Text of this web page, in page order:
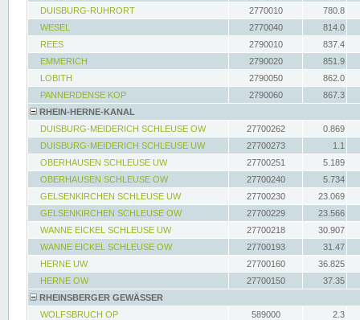
DUISBURG-RUHRORT
2770010
780.8
WESEL
2770040
814.0
REES
2790010
837.4
EMMERICH
2790020
851.9
LOBITH
2790050
862.0
PANNERDENSE KOP
2790060
867.3
RHEIN-HERNE-KANAL
DUISBURG-MEIDERICH SCHLEUSE OW
27700262
0.869
DUISBURG-MEIDERICH SCHLEUSE UW
27700273
1.1
OBERHAUSEN SCHLEUSE UW
27700251
5.189
OBERHAUSEN SCHLEUSE OW
27700240
5.734
GELSENKIRCHEN SCHLEUSE UW
27700230
23.069
GELSENKIRCHEN SCHLEUSE OW
27700229
23.566
WANNE EICKEL SCHLEUSE UW
27700218
30.907
WANNE EICKEL SCHLEUSE OW
27700193
31.47
HERNE UW
27700160
36.825
HERNE OW
27700150
37.35
RHEINSBERGER GEWÄSSER
WOLFSBRUCH OP
589000
2.3